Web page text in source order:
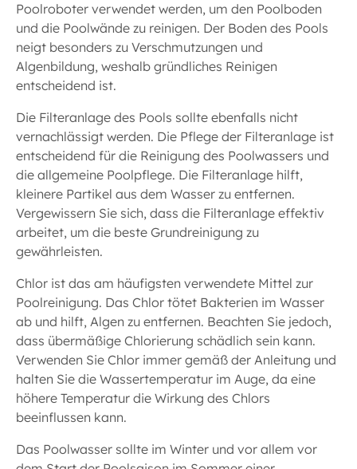
Poolroboter verwendet werden, um den Poolboden
und die Poolwände zu reinigen. Der Boden des Pools
neigt besonders zu Verschmutzungen und
Algenbildung, weshalb gründliches Reinigen
entscheidend ist.
Die Filteranlage des Pools sollte ebenfalls nicht
vernachlässigt werden. Die Pflege der Filteranlage ist
entscheidend für die Reinigung des Poolwassers und
die allgemeine Poolpflege. Die Filteranlage hilft,
kleinere Partikel aus dem Wasser zu entfernen.
Vergewissern Sie sich, dass die Filteranlage effektiv
arbeitet, um die beste Grundreinigung zu
gewährleisten.
Chlor ist das am häufigsten verwendete Mittel zur
Poolreinigung. Das Chlor tötet Bakterien im Wasser
ab und hilft, Algen zu entfernen. Beachten Sie jedoch,
dass übermäßige Chlorierung schädlich sein kann.
Verwenden Sie Chlor immer gemäß der Anleitung und
halten Sie die Wassertemperatur im Auge, da eine
höhere Temperatur die Wirkung des Chlors
beeinflussen kann.
Das Poolwasser sollte im Winter und vor allem vor